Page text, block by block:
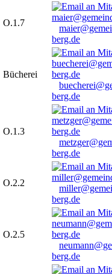
O.1.7
berg.de
Bücherei
berg.de
O.1.3
berg.de
O.2.2
berg.de
O.2.5
berg.de